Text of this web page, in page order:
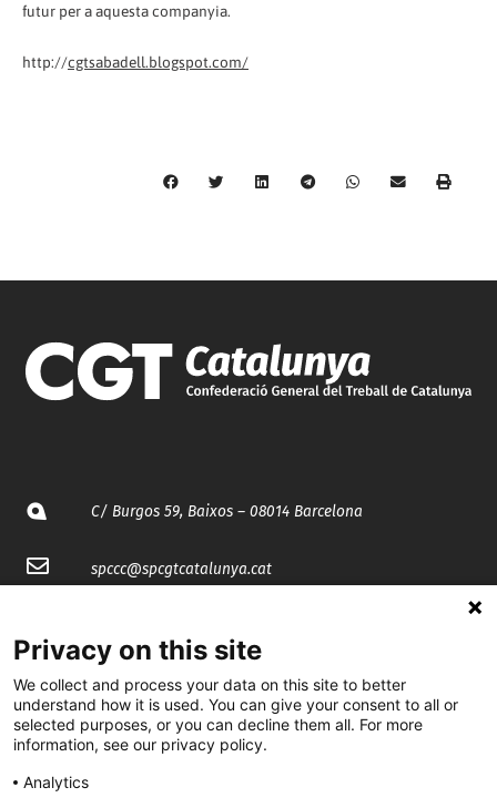
futur per a aquesta companyia.
http://cgtsabadell.blogspot.com/
C/ Burgos 59, Baixos – 08014 Barcelona
spccc@spcgtcatalunya.cat
@CGTCatalunya
cgtcatalunya
Privacy on this site
We collect and process your data on this site to better
understand how it is used. You can give your consent to all or
selected purposes, or you can decline them all. For more
information, see our privacy policy.
Analytics